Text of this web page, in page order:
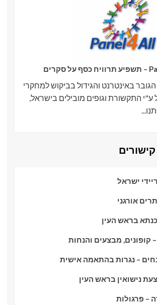
באינטרנט והגידול בביקוש למחקרי
התקשורת וגופים מובילים בישראל,
ישראל
אורגני
בראש העין
– קופונים, מבצעים והנחות
– נגרות בהתאמה אישית
נישואין בראש העין
– פרגולות